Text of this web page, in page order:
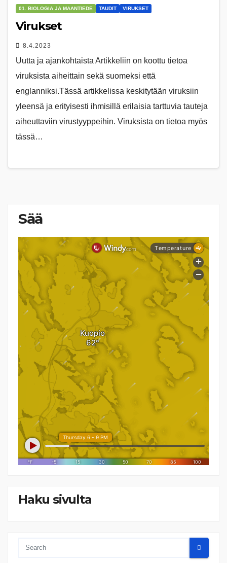
01. BIOLOGIA JA MAANTIEDE TAUDIT VIRUKSET
Virukset
8.4.2023
Uutta ja ajankohtaista Artikkeliin on koottu tietoa
viruksista aiheittain sekä suomeksi että
englanniksi.Tässä artikkelissa keskitytään viruksiin
yleensä ja erityisesti ihmisillä erilaisia tarttuvia tauteja
aiheuttaviin virustyyppeihin. Viruksista on tietoa myös
tässä…
Sää
Haku sivulta